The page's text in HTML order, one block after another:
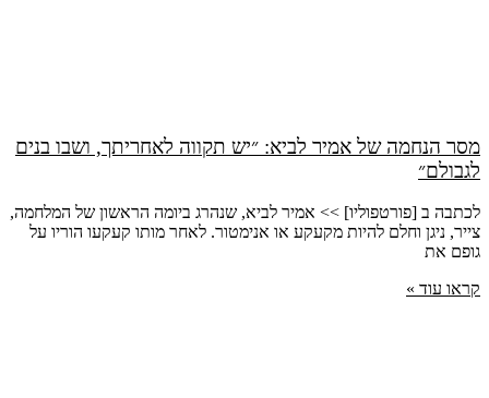
מסר הנחמה של אמיר לביא: ״יש תקווה לאחריתך, ושבו בנים
לגבולם״
לכתבה ב [פורטפוליו] >> אמיר לביא, שנהרג ביומה הראשון של המלחמה,
צייר, ניגן וחלם להיות מקעקע או אנימטור. לאחר מותו קעקעו הוריו על
גופם את
קראו עוד »